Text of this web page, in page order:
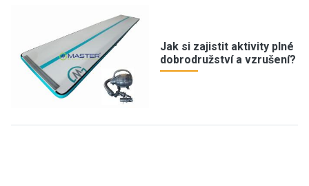
Jak si zajistit aktivity plné
dobrodružství a vzrušení?